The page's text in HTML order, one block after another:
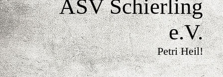
ASV Schierling
e.V.
Petri Heil!